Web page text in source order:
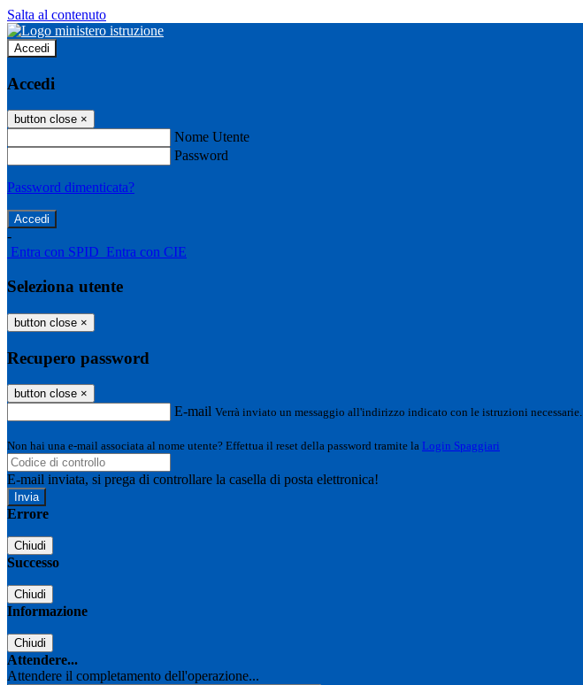
Salta al contenuto
Accedi
Accedi
button close ×
Nome Utente
Password
Password dimenticata?
-
Entra con SPID Entra con CIE
Seleziona utente
button close ×
Recupero password
button close ×
E-mail Verrà inviato un messaggio all'indirizzo indicato con le istruzioni necessarie.
Non hai una e-mail associata al nome utente? Effettua il reset della password tramite la Login Spaggiari
E-mail inviata, si prega di controllare la casella di posta elettronica!
Errore
Chiudi
Successo
Chiudi
Informazione
Chiudi
Attendere...
Attendere il completamento dell'operazione...